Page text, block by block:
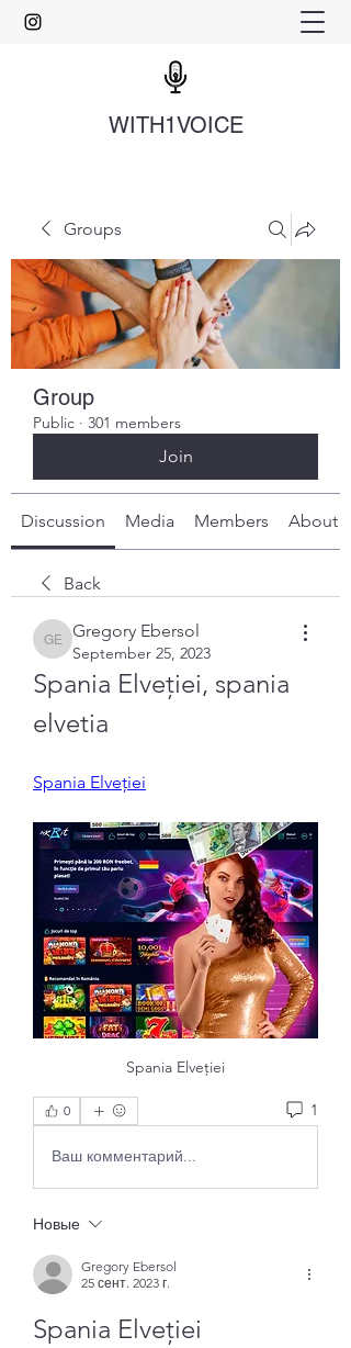
WITH1VOICE
Groups
Group
Public · 301 members
Join
Discussion Media Members About
Back
Gregory Ebersol
Gregory Ebersol
September 25, 2023
Spania Elveției, spania
elvetia
Spania Elveției
Spania Elveției
0 1
Ваш комментарий...
Новые
Gregory Ebersol
25 сент. 2023 г.
Spania Elveției